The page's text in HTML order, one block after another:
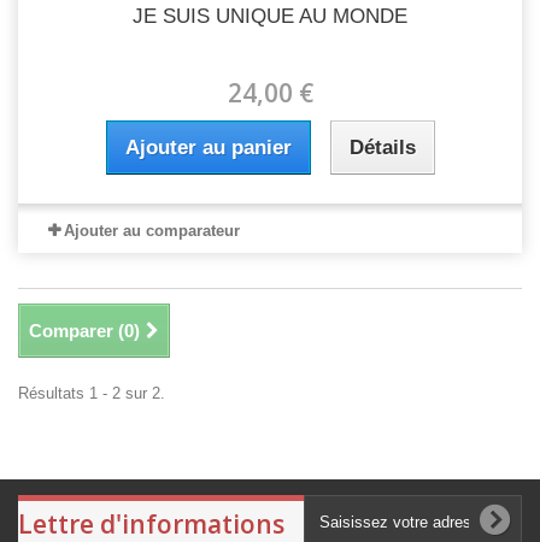
JE SUIS UNIQUE AU MONDE
24,00 €
Ajouter au panier Détails
Ajouter au comparateur
Comparer (0)
Résultats 1 - 2 sur 2.
Lettre d'informations